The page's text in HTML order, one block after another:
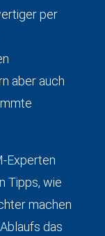
per
aber auch
Experten
Tipps, wie
machen
das